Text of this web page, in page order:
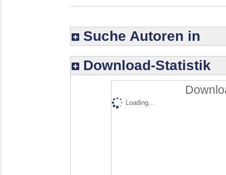
Suche Autoren in
Download-Statistik
Loading...